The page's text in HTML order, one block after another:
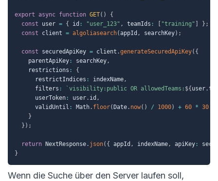
export async function GET( )
{
const user = { id : "user_123" , teamIds : "training" } ;
const client = algoliasearch(appId , searchKey) ;
const securedApiKey = client .generateSecuredApiKey( {
    parentApiKey
: searchKey,
    restrictions
:
{
      restrictIndices
: indexName,
      filters
: ` visibility:public OR allowedTeams: ${ user.
      userToken
: user. id ,
      validUntil
: Math. floor( Date. now( ) / 1000) + 60 * 30
}
} ) ;
return NextResponse. json( { appId , indexName, apiKey :
}
Wenn die Suche über den Server laufen soll,